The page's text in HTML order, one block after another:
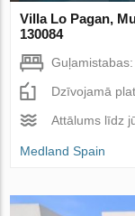
Villa Lo Pagan,
130084
Dzīvojamā
Attālums līdz
Medland Spain